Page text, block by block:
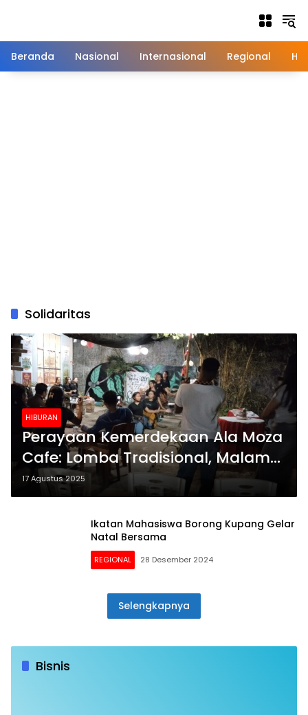
Beranda
Nasional Internasional Regional
Solidaritas
HIBURAN
Perayaan Kemerdekaan Ala Moza
Cafe: Lomba Tradisional, Malam
Gebyar dan Ruang Solidaritas
17 Agustus 2025
Ikatan Mahasiswa Borong Kupang Gelar
Natal Bersama
REGIONAL 28 Desember 2024
Selengkapnya
Bisnis